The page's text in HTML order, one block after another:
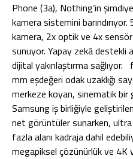
Phone (3a), Nothing’in
kamera sistemini
kamera, 2x optik ve 4x sensör
sunuyor. Yapay zekâ destekli
dijital yakınlaştırma sağlıyor.
mm eşdeğeri odak uzaklığı
merkeze koyan, sinematik bir
Samsung iş birliğiyle
net görüntüler sunarken, ultra
fazla alanı kadraja dahil
megapiksel çözünürlük ve 4K